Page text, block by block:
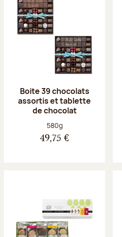
Boite 39 chocolats
assortis et tablette
de chocolat
Poids net :
580g
49,75 €